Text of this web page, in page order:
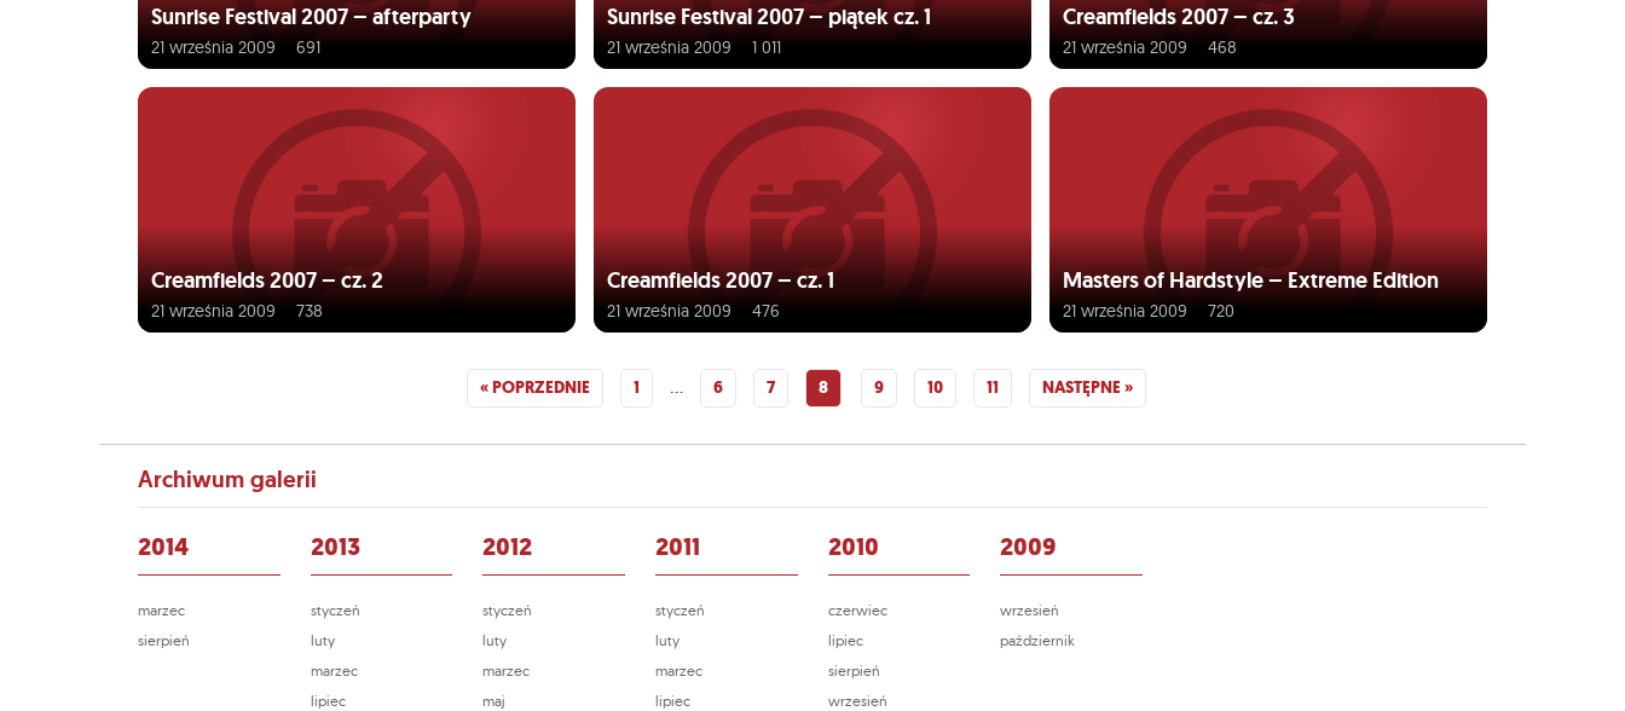
Sunrise Festival 2007 – afterparty
21 września 2009 691
Sunrise Festival 2007 – piątek cz. 1
21 września 2009 1 011
Creamfields 2007 – cz. 3
21 września 2009 468
Creamfields 2007 – cz. 2
21 września 2009 738
Creamfields 2007 – cz. 1
21 września 2009 476
Masters of Hardstyle – Extreme Edition
21 września 2009 720
« POPRZEDNIE 1 … 6 7 8 9 10 11 NASTĘPNE »
Archiwum galerii
2014
marzec
sierpień
2013
styczeń
luty
marzec
lipiec
2012
styczeń
luty
marzec
maj
2011
styczeń
luty
marzec
lipiec
2010
czerwiec
lipiec
sierpień
wrzesień
2009
wrzesień
październik